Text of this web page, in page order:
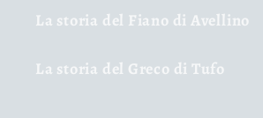
La storia del Fiano di Avellino
La storia del Greco di Tufo